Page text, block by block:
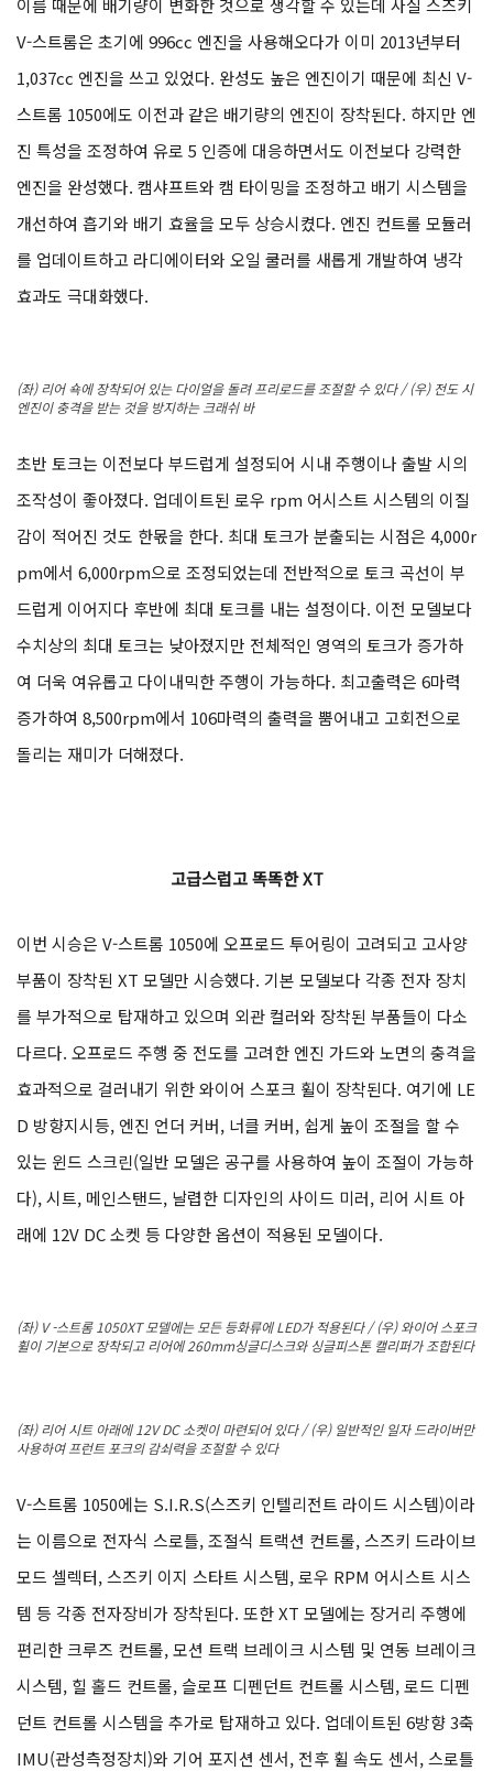
이름 때문에 배기량이 변화한 것으로 생각할 수 있는데 사실 스즈키
V-스트롬은 초기에 996cc 엔진을 사용해오다가 이미 2013년부터
1,037cc 엔진을 쓰고 있었다. 완성도 높은 엔진이기 때문에 최신 V-
스트롬 1050에도 이전과 같은 배기량의 엔진이 장착된다. 하지만 엔
진 특성을 조정하여 유로 5 인증에 대응하면서도 이전보다 강력한
엔진을 완성했다. 캠샤프트와 캠 타이밍을 조정하고 배기 시스템을
개선하여 흡기와 배기 효율을 모두 상승시켰다. 엔진 컨트롤 모듈러
를 업데이트하고 라디에이터와 오일 쿨러를 새롭게 개발하여 냉각
효과도 극대화했다.
(좌) 리어 쇽에 장착되어 있는 다이얼을 돌려 프리로드를 조절할 수 있다 / (우) 전도 시
엔진이 충격을 받는 것을 방지하는 크래쉬 바
초반 토크는 이전보다 부드럽게 설정되어 시내 주행이나 출발 시의
조작성이 좋아졌다. 업데이트된 로우 rpm 어시스트 시스템의 이질
감이 적어진 것도 한몫을 한다. 최대 토크가 분출되는 시점은 4,000r
pm에서 6,000rpm으로 조정되었는데 전반적으로 토크 곡선이 부
드럽게 이어지다 후반에 최대 토크를 내는 설정이다. 이전 모델보다
수치상의 최대 토크는 낮아졌지만 전체적인 영역의 토크가 증가하
여 더욱 여유롭고 다이내믹한 주행이 가능하다. 최고출력은 6마력
증가하여 8,500rpm에서 106마력의 출력을 뿜어내고 고회전으로
돌리는 재미가 더해졌다.
고급스럽고 똑똑한 XT
이번 시승은 V-스트롬 1050에 오프로드 투어링이 고려되고 고사양
부품이 장착된 XT 모델만 시승했다. 기본 모델보다 각종 전자 장치
를 부가적으로 탑재하고 있으며 외관 컬러와 장착된 부품들이 다소
다르다. 오프로드 주행 중 전도를 고려한 엔진 가드와 노면의 충격을
효과적으로 걸러내기 위한 와이어 스포크 휠이 장착된다. 여기에 LE
D 방향지시등, 엔진 언더 커버, 너클 커버, 쉽게 높이 조절을 할 수
있는 윈드 스크린(일반 모델은 공구를 사용하여 높이 조절이 가능하
다), 시트, 메인스탠드, 날렵한 디자인의 사이드 미러, 리어 시트 아
래에 12V DC 소켓 등 다양한 옵션이 적용된 모델이다.
(좌) V -스트롬 1050XT 모델에는 모든 등화류에 LED가 적용된다 / (우) 와이어 스포크
휠이 기본으로 장착되고 리어에 260mm싱글디스크와 싱글피스톤 캘리퍼가 조합된다
(좌) 리어 시트 아래에 12V DC 소켓이 마련되어 있다 / (우) 일반적인 일자 드라이버만
사용하여 프런트 포크의 감쇠력을 조절할 수 있다
V-스트롬 1050에는 S.I.R.S(스즈키 인텔리전트 라이드 시스템)이라
는 이름으로 전자식 스로틀, 조절식 트랙션 컨트롤, 스즈키 드라이브
모드 셀렉터, 스즈키 이지 스타트 시스템, 로우 RPM 어시스트 시스
템 등 각종 전자장비가 장착된다. 또한 XT 모델에는 장거리 주행에
편리한 크루즈 컨트롤, 모션 트랙 브레이크 시스템 및 연동 브레이크
시스템, 힐 홀드 컨트롤, 슬로프 디펜던트 컨트롤 시스템, 로드 디펜
던트 컨트롤 시스템을 추가로 탑재하고 있다. 업데이트된 6방향 3축
IMU(관성측정장치)와 기어 포지션 센서, 전후 휠 속도 센서, 스로틀